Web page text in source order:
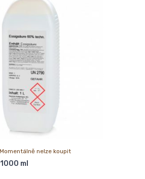
Momentálně nelze koupit
ml